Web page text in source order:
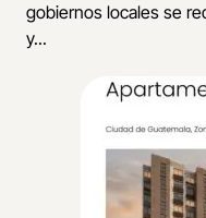
gobiernos locales se
y...